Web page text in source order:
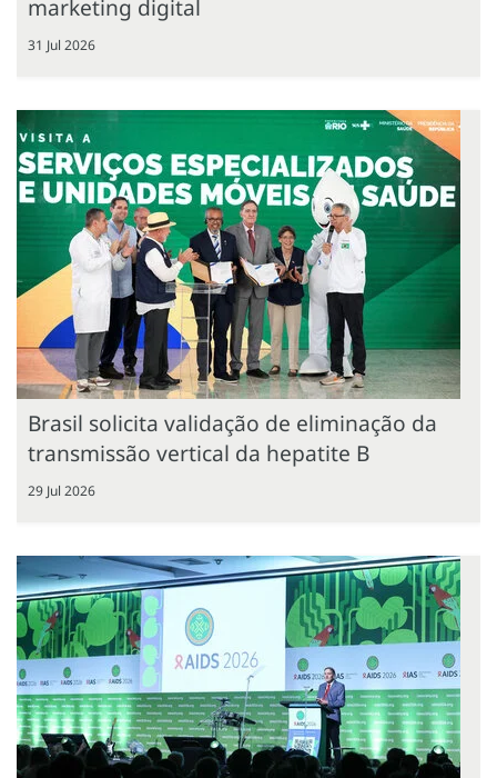
marketing digital
31 Jul 2026
Brasil solicita validação de eliminação da
transmissão vertical da hepatite B
29 Jul 2026